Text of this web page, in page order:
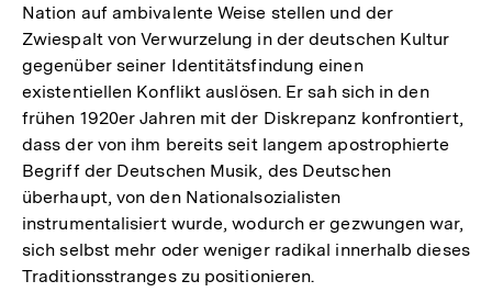
Nation auf ambivalente Weise stellen und der
Zwiespalt von Verwurzelung in der deutschen Kultur
gegenüber seiner Identitätsfindung einen
existentiellen Konflikt auslösen. Er sah sich in den
frühen 1920er Jahren mit der Diskrepanz konfrontiert,
dass der von ihm bereits seit langem apostrophierte
Begriff der Deutschen Musik, des Deutschen
überhaupt, von den Nationalsozialisten
instrumentalisiert wurde, wodurch er gezwungen war,
sich selbst mehr oder weniger radikal innerhalb dieses
Traditionsstranges zu positionieren.